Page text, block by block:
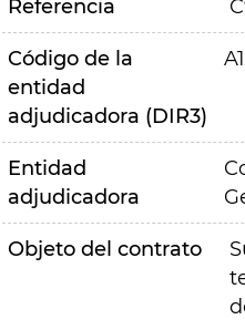
Referencia
Código de la
entidad
adjudicadora (DIR3)
Entidad
adjudicadora
Objeto del contrato